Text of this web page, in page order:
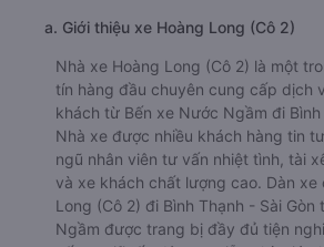
a. Giới thiệu xe Hoàng Long (Cô 2)
Nhà xe Hoàng Long (Cô 2) là một
tín hàng đầu chuyên cung cấp dịch
khách từ Bến xe Nước Ngầm đi Bình
Nhà xe được nhiều khách hàng tin
ngũ nhân viên tư vấn nhiệt tình, tài
và xe khách chất lượng cao. Dàn xe
Long (Cô 2) đi Bình Thạnh - Sài Gòn
Ngầm được trang bị đầy đủ tiện